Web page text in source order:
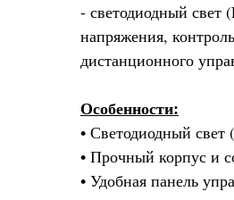
- светодиодный свет
напряжения,
дистанционного
Особенности:
• Светодиодный свет
• Прочный корпус и
• Удобная панель